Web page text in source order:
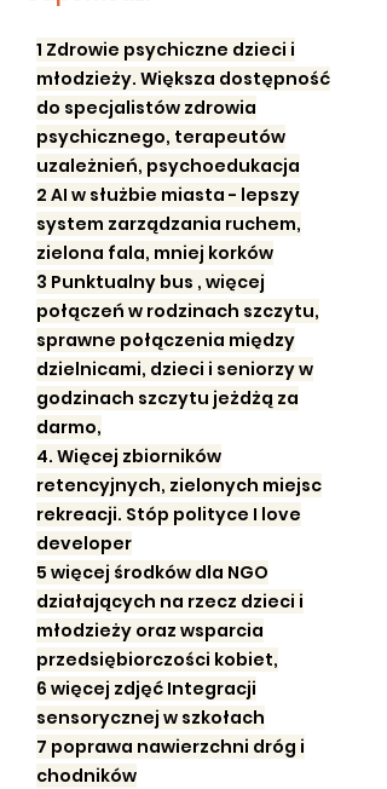
1 Zdrowie psychiczne dzieci i
młodzieży. Większa dostępność
do specjalistów zdrowia
psychicznego, terapeutów
uzależnień, psychoedukacja
2 AI w służbie miasta - lepszy
system zarządzania ruchem,
zielona fala, mniej korków
3 Punktualny bus , więcej
połączeń w rodzinach szczytu,
sprawne połączenia między
dzielnicami, dzieci i seniorzy w
godzinach szczytu jeżdżą za
darmo,
4. Więcej zbiorników
retencyjnych, zielonych miejsc
rekreacji. Stóp polityce I love
developer
5 więcej środków dla NGO
działających na rzecz dzieci i
młodzieży oraz wsparcia
przedsiębiorczości kobiet,
6 więcej zdjęć Integracji
sensorycznej w szkołach
7 poprawa nawierzchni dróg i
chodników